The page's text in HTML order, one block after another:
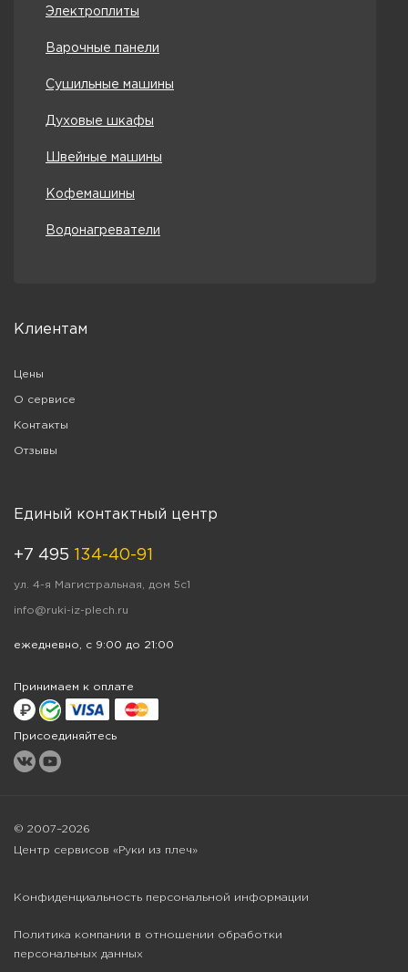
Электроплиты
Варочные панели
Сушильные машины
Духовые шкафы
Швейные машины
Кофемашины
Водонагреватели
Клиентам
Цены
О сервисе
Контакты
Отзывы
Единый контактный центр
+7 495 134-40-91
ул. 4-я Магистральная, дом 5с1
info@ruki-iz-plech.ru
ежедневно, с 9:00 до 21:00
Принимаем к оплате
Присоединяйтесь
© 2007–2026
Центр сервисов «Руки из плеч»
Конфиденциальность персональной информации
Политика компании в отношении обработки
персональных данных